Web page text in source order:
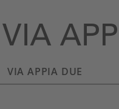
VIA APPIA DUE